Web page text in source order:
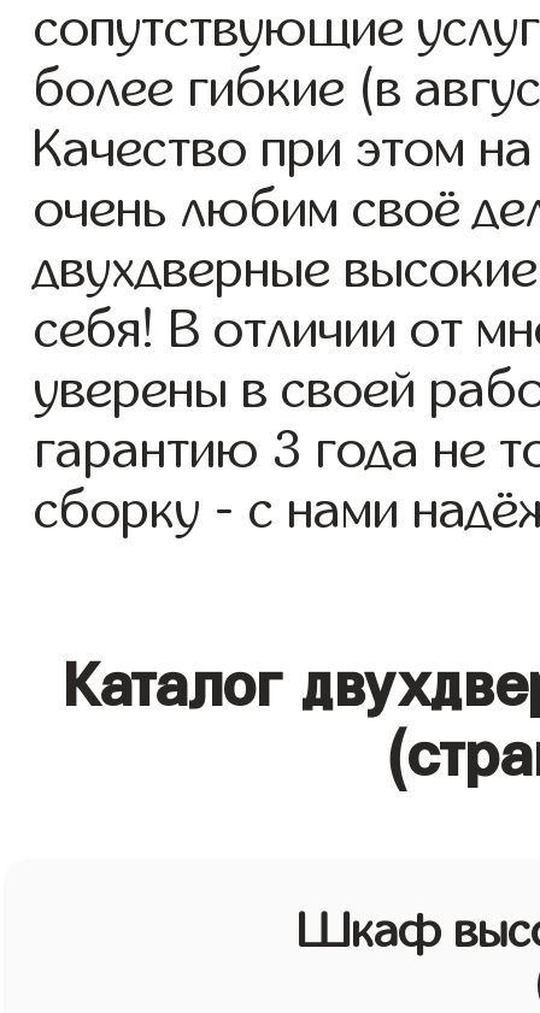
сопутствующие
более гибкие (в
Качество при этом
очень любим своё
двухдверные
себя! В отличии от
уверены в своей
гарантию 3 года не
сборку - с нами
Каталог
Шкаф